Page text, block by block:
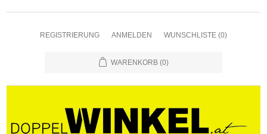
REGISTRIERUNG ANMELDEN WUNSCHLISTE (0)
WARENKORB (0)